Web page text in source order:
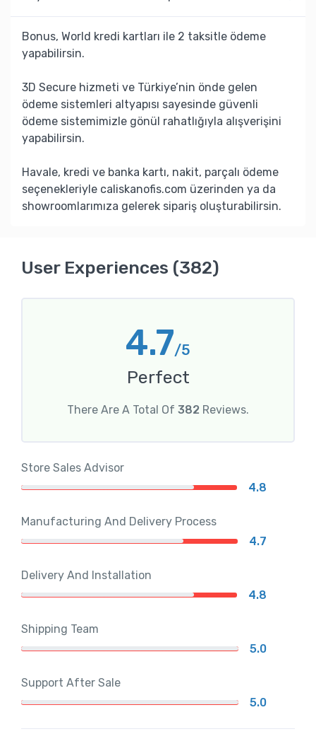
Bonus, World kredi kartları ile 2 taksitle ödeme
yapabilirsin.
3D Secure hizmeti ve Türkiye’nin önde gelen
ödeme sistemleri altyapısı sayesinde güvenli
ödeme sistemimizle gönül rahatlığıyla alışverişini
yapabilirsin.
Havale, kredi ve banka kartı, nakit, parçalı ödeme
seçenekleriyle caliskanofis.com üzerinden ya da
showroomlarımıza gelerek sipariş oluşturabilirsin.
User Experiences (382)
4.7/5
Perfect
There Are A Total Of 382 Reviews.
Store Sales Advisor
4.8
Manufacturing And Delivery Process
4.7
Delivery And Installation
4.8
Shipping Team
5.0
Support After Sale
5.0